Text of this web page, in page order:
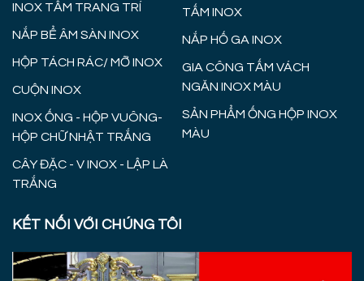
INOX TẤM TRANG TRÍ
NẮP BỂ ÂM SÀN INOX
HỘP TÁCH RÁC/ MỠ INOX
CUỘN INOX
INOX ỐNG - HỘP VUÔNG-
HỘP CHỮ NHẬT TRẮNG
CÂY ĐẶC - V INOX - LẬP LÀ
TRẮNG
TẤM INOX
NẮP HỐ GA INOX
GIA CÔNG TẤM VÁCH
NGĂN INOX MÀU
SẢN PHẨM ỐNG HỘP INOX
MÀU
KẾT NỐI VỚI CHÚNG TÔI